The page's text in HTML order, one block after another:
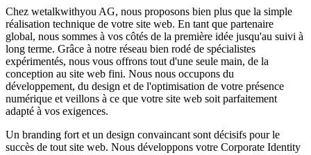
Chez wetalkwithyou AG, nous proposons bien plus que la simple
réalisation technique de votre site web. En tant que partenaire
global, nous sommes à vos côtés de la première idée jusqu'au suivi à
long terme. Grâce à notre réseau bien rodé de spécialistes
expérimentés, nous vous offrons tout d'une seule main, de la
conception au site web fini. Nous nous occupons du
développement, du design et de l'optimisation de votre présence
numérique et veillons à ce que votre site web soit parfaitement
adapté à vos exigences.
Un branding fort et un design convaincant sont décisifs pour le
succès de tout site web. Nous développons votre Corporate Identity